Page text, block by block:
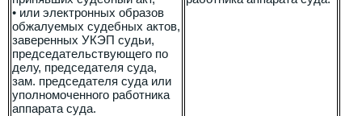
• или электронных образов
обжалуемых судебных актов,
заверенных УКЭП судьи,
председательствующего по
делу, председателя суда,
зам. председателя суда или
уполномоченного работника
аппарата суда.